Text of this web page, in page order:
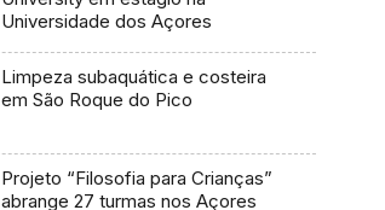
Universidade dos Açores
Limpeza subaquática e costeira
em São Roque do Pico
Projeto “Filosofia para Crianças”
abrange 27 turmas nos Açores